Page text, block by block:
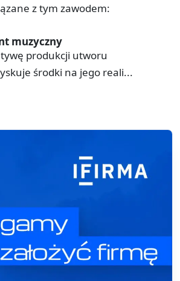
z tym zawodem:
muzyczny
produkcji utworu
środki na jego reali...